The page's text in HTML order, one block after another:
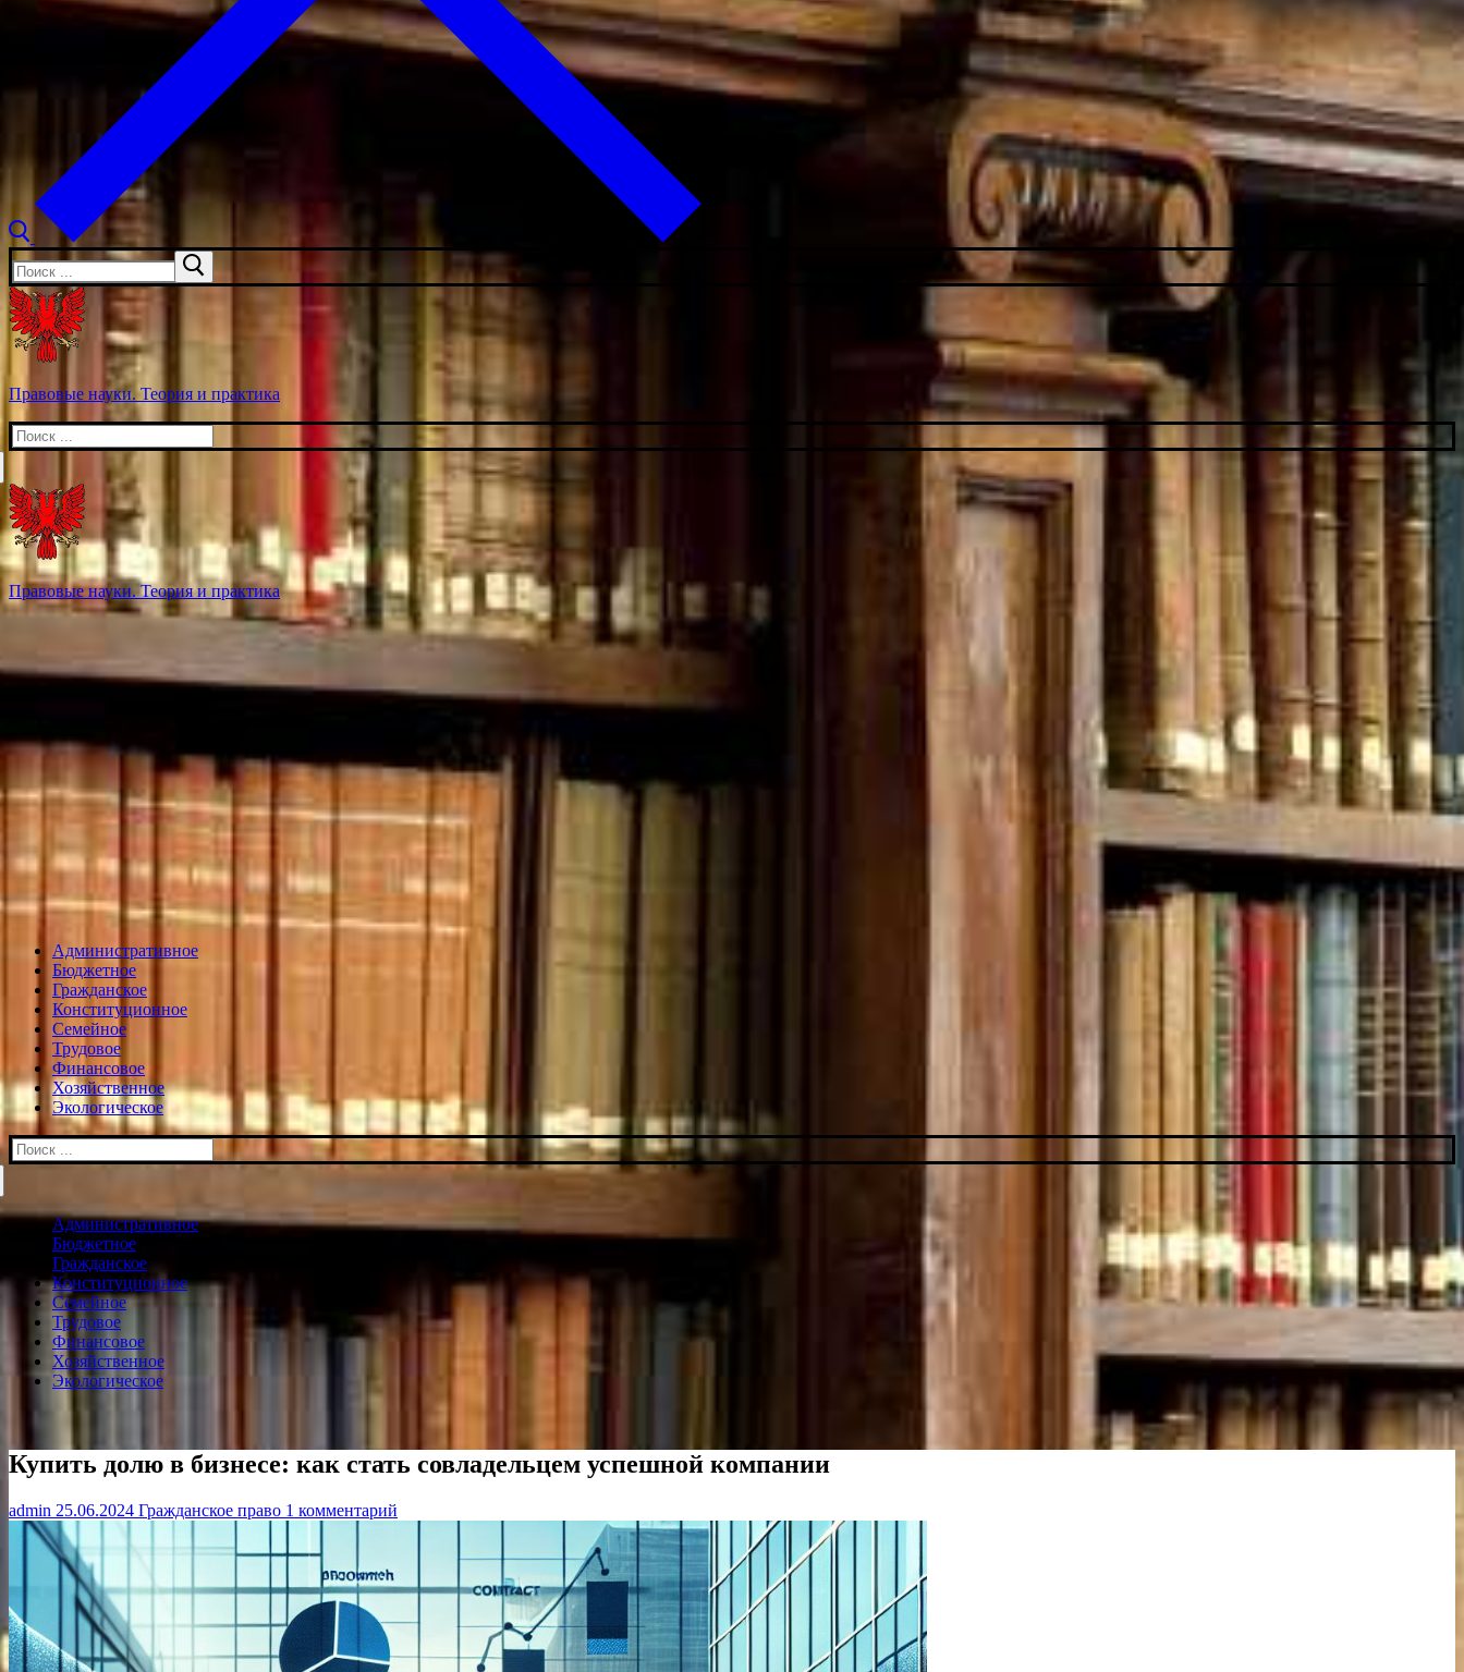
Искать:
Правовые науки. Теория и практика
Искать:
Правовые науки. Теория и практика
Административное
Бюджетное
Гражданское
Конституционное
Семейное
Трудовое
Финансовое
Хозяйственное
Экологическое
Искать:
Административное
Бюджетное
Гражданское
Конституционное
Семейное
Трудовое
Финансовое
Хозяйственное
Экологическое
Купить долю в бизнесе: как стать совладельцем успешной компании
admin 25.06.2024 Гражданское право 1 комментарий